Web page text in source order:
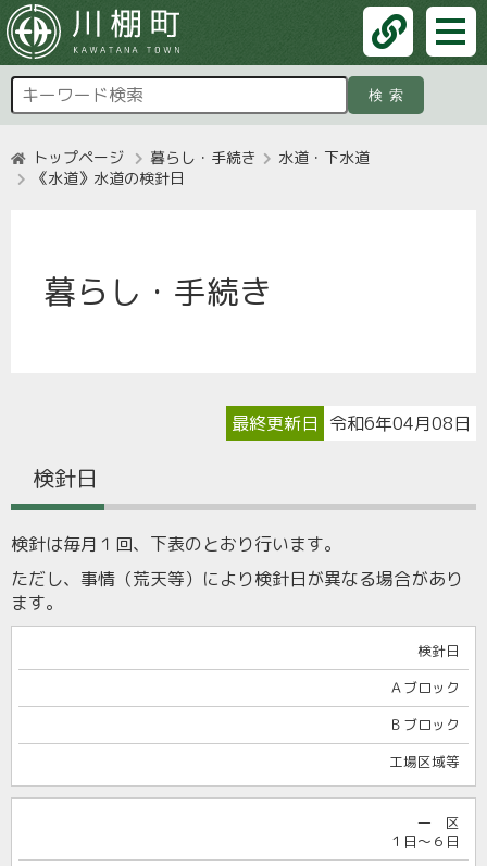
検索
トップページ 暮らし・手続き
水道・下水道
《水道》水道の検針日
暮らし・手続き
最終更新日 令和6年04月08日
検針日
検針は毎月１回、下表のとおり行います。
ただし、事情（荒天等）により検針日が異なる場合があり
ます。
検針日
Ａブロック
Ｂブロック
工場区域等
一 区
１日～６日